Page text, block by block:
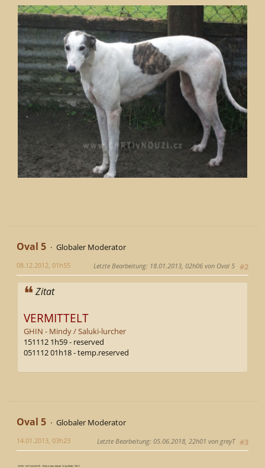
Oval 5
Globaler Moderator
#2
08.12.2012, 01h55 Letzte Bearbeitung: 18.01.2013, 02h06 von Oval 5
Zitat
VERMITTELT
GHIN - Mindy / Saluki-lurcher
151112 1h59 - reserved
051112 01h18 - temp.reserved
Oval 5
Globaler Moderator
#3
14.01.2013, 03h23 Letzte Bearbeitung: 05.06.2018, 22h01 von greyT
GHIN - OUT and SAFE - Blue moon, blauer Grey-Rüde, *2011